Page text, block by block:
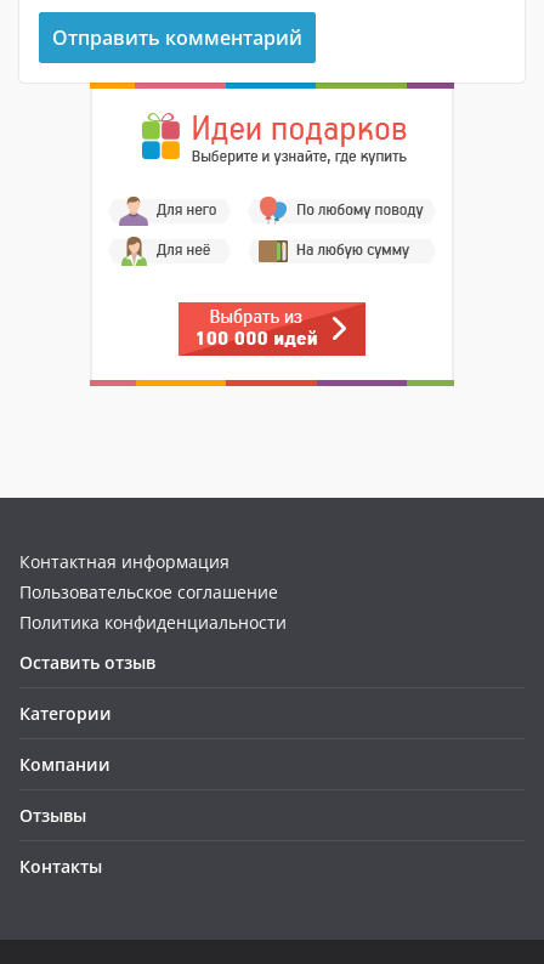
Контактная информация
Пользовательское соглашение
Политика конфиденциальности
Оставить отзыв
Категории
Компании
Отзывы
Контакты